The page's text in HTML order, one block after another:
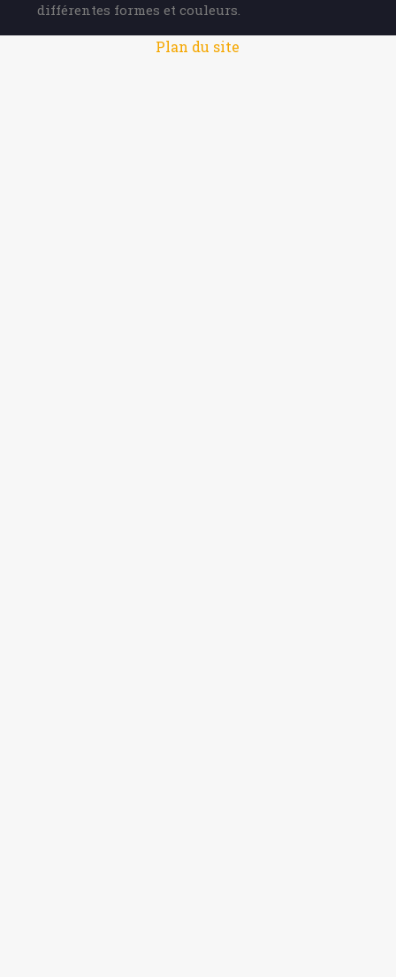
différentes formes et couleurs.
Plan du site